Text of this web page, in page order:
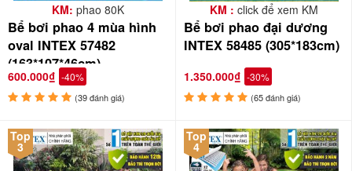
KM: phao 80K
Bể bơi phao 4 mùa hình
oval INTEX 57482
(163*107*46cm)
600.000₫ -40%
(39 đánh giá)
KM : click để xem KM
Bể bơi phao đại dương
INTEX 58485 (305*183cm)
1.350.000₫ -30%
(65 đánh giá)
Top
3
Top
4